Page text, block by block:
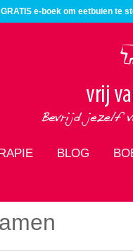
GRATIS e-boek om eetbuien te
BLOG